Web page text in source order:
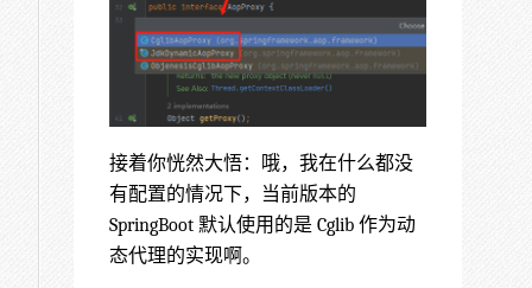
接着你恍然大悟：哦，我在什么都没
有配置的情况下，当前版本的
SpringBoot 默认使用的是 Cglib 作为动
态代理的实现啊。